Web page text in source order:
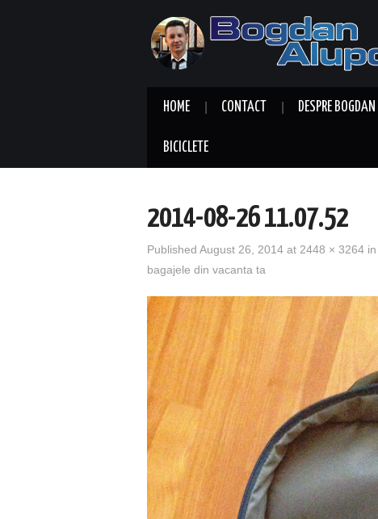
HOME CONTACT DESPRE
BICICLETE
2014-08-26 11.07.52
Published August 26, 2014 at 2448 × 3264 in
bagajele din vacanta ta